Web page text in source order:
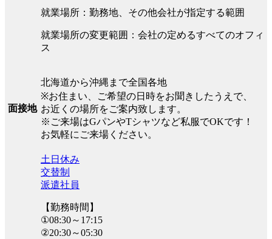
就業場所：勤務地、その他会社が指定する範囲
就業場所の変更範囲：会社の定めるすべてのオフィ
ス
面接地
北海道から沖縄まで全国各地
※お住まい、ご希望の日時をお聞きしたうえで、
お近くの場所をご案内致します。
※ご来場はGパンやTシャツなど私服でOKです！
お気軽にご来場ください。
土日休み
交替制
派遣社員
【勤務時間】
①08:30～17:15
②20:30～05:30